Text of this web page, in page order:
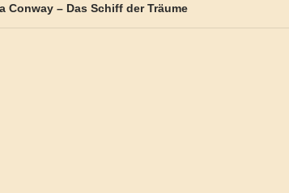
Conway – Das Schiff der Träume